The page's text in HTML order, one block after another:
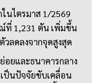
นไตรมาส 1/2569
ที่ 1,231 ตัน เพิ่มขึ้น
วลดลงจากจุดสูงสุด
อยและธนาคารกลาง
ป็นปัจจัยขับเคลื่อน